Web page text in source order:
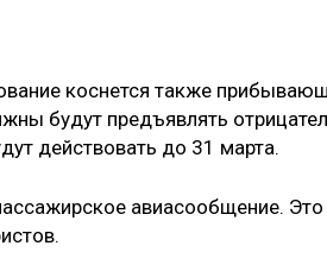
коснется также
будут предъявлять
действовать до 31 марта.
авиасообщение.